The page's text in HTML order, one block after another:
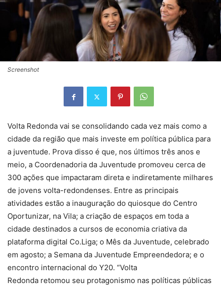
Screenshot
Volta Redonda vai se consolidando cada vez mais como a
cidade da região que mais investe em política pública para
a juventude. Prova disso é que, nos últimos três anos e
meio, a Coordenadoria da Juventude promoveu cerca de
300 ações que impactaram direta e indiretamente milhares
de jovens volta-redondenses. Entre as principais
atividades estão a inauguração do quiosque do Centro
Oportunizar, na Vila; a criação de espaços em toda a
cidade destinados a cursos de economia criativa da
plataforma digital Co.Liga; o Mês da Juventude, celebrado
em agosto; a Semana da Juventude Empreendedora; e o
encontro internacional do Y20. “Volta
Redonda retomou seu protagonismo nas políticas públicas